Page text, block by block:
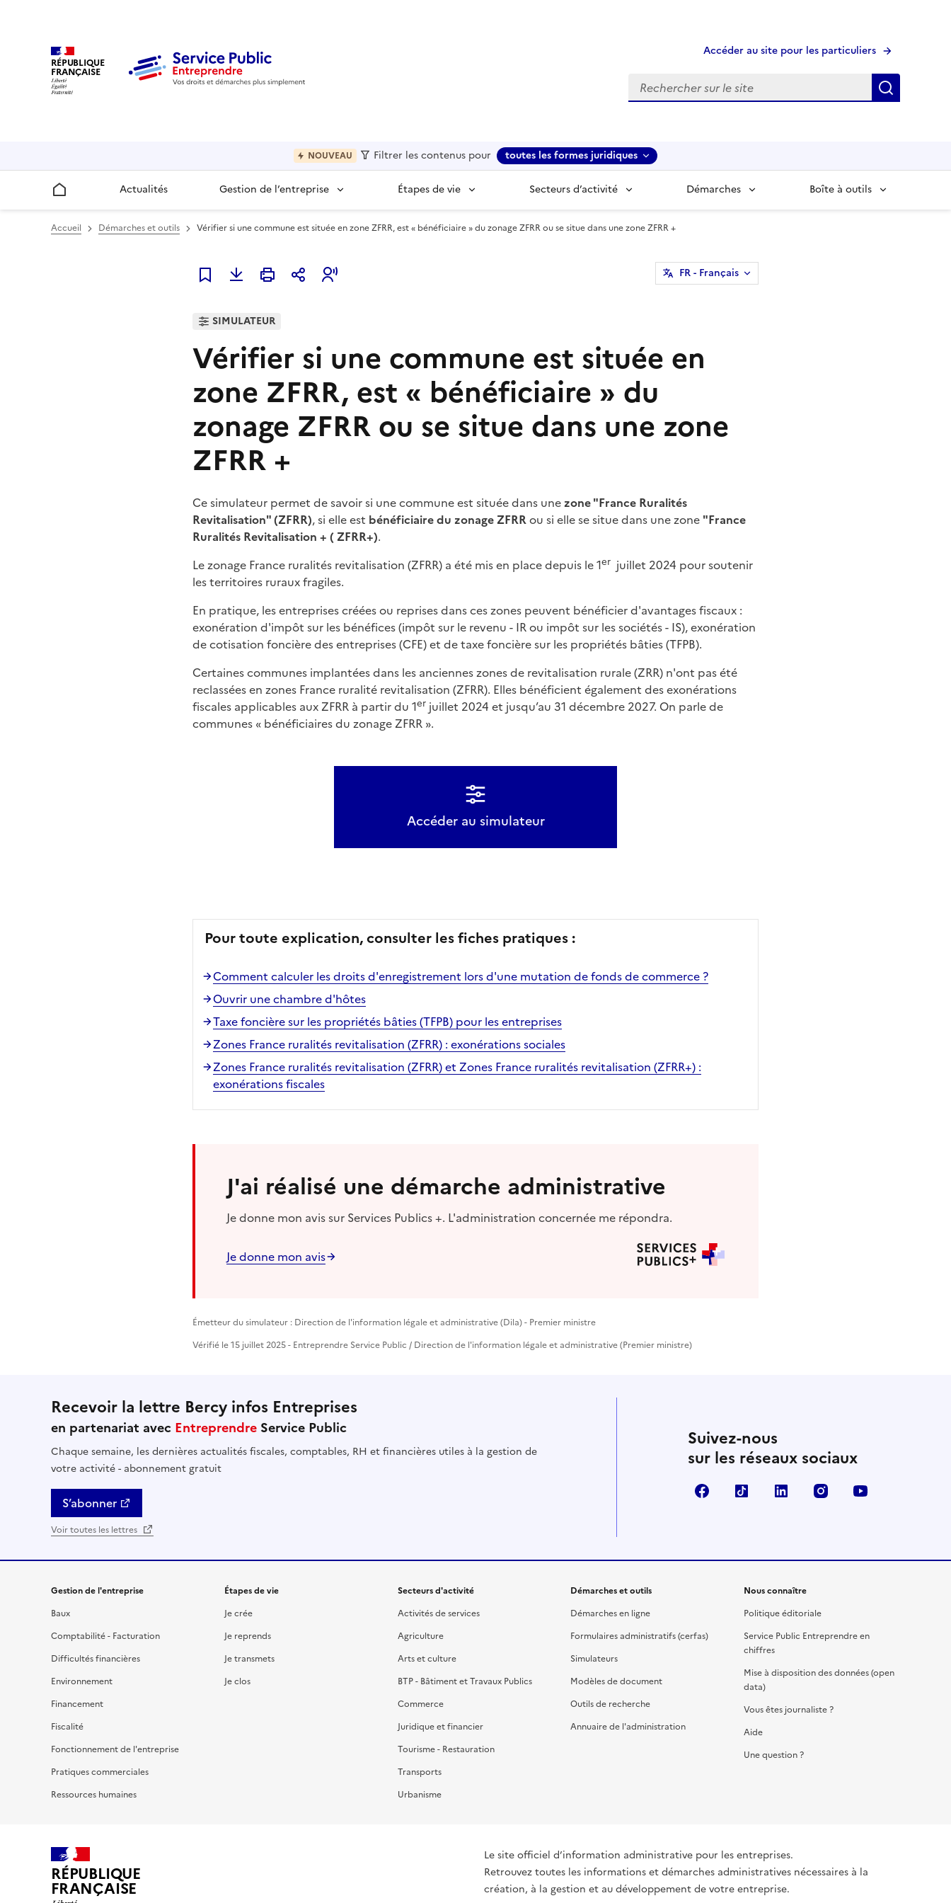
RÉPUBLIQUE
FRANÇAISE
Accéder au site pour les particuliers
Recherche
NOUVEAU Filtrer les contenus pour toutes les formes juridiques
Accueil Actualités Gestion de l’entreprise Étapes de vie Secteurs d’activité Démarches Boîte à outils
Accueil Démarches et outils Vérifier si une commune est située en zone ZFRR, est « bénéficiaire » du zonage ZFRR ou se situe dans une zone ZFRR +
Ajouter à mes favoris
FR- Français
SIMULATEUR
Vérifier si une commune est située en
zone ZFRR, est « bénéficiaire » du
zonage ZFRR ou se situe dans une zone
ZFRR +
Ce simulateur permet de savoir si une commune est située dans une zone "France Ruralités
Revitalisation" (ZFRR), si elle est bénéficiaire du zonage ZFRRou si elle se situe dans une zone "France
Ruralités Revitalisation + ( ZFRR+).
Le zonage France ruralités revitalisation (ZFRR) a été mis en place depuis le 1er juillet 2024 pour soutenir
les territoires ruraux fragiles.
En pratique, les entreprises créées ou reprises dans ces zones peuvent bénéficier d'avantages fiscaux :
exonération d'impôt sur les bénéfices (impôt sur le revenu - IR ou impôt sur les sociétés - IS), exonération
de cotisation foncière des entreprises (CFE) et de taxe foncière sur les propriétés bâties (TFPB).
Certaines communes implantées dans les anciennes zones de revitalisation rurale (ZRR) n'ont pas été
reclassées en zones France ruralité revitalisation (ZFRR). Elles bénéficient également des exonérations
fiscales applicables aux ZFRR à partir du 1er juillet 2024 et jusqu’au 31 décembre 2027. On parle de
communes « bénéficiaires du zonage ZFRR ».
Accéder au simulateur
Pour toute explication, consulter les fiches pratiques :
Comment calculer les droits d'enregistrement lors d'une mutation de fonds de commerce ?
Ouvrir une chambre d'hôtes
Taxe foncière sur les propriétés bâties (TFPB) pour les entreprises
Zones France ruralités revitalisation (ZFRR) : exonérations sociales
Zones France ruralités revitalisation (ZFRR) et Zones France ruralités revitalisation (ZFRR+) :
exonérations fiscales
J'ai réalisé une démarche administrative
Je donne mon avis sur Services Publics +. L'administration concernée me répondra.
Je donne mon avis
Émetteur du simulateur : Direction de l'information légale et administrative (Dila) - Premier ministre
Vérifié le 15 juillet 2025 - Entreprendre Service Public / Direction de l'information légale et administrative (Premier ministre)
Recevoir la lettre Bercy infos Entreprises
en partenariat avec Entreprendre Service Public
Chaque semaine, les dernières actualités fiscales, comptables, RH et financières utiles à la gestion de
votre activité - abonnement gratuit
S’abonner
Voir toutes les lettres
Suivez-nous
sur les réseaux sociaux
FacebookTikTok Linkedin Instagram
Gestion de l'entreprise
Baux
Comptabilité - Facturation
Difficultés financières
Environnement
Financement
Fiscalité
Fonctionnement de l'entreprise
Pratiques commerciales
Ressources humaines
Étapes de vie
Je crée
Je reprends
Je transmets
Je clos
Secteurs d'activité
Activités de services
Agriculture
Arts et culture
BTP - Bâtiment et Travaux Publics
Commerce
Juridique et financier
Tourisme - Restauration
Transports
Urbanisme
Démarches et outils
Démarches en ligne
Formulaires administratifs (cerfas)
Simulateurs
Modèles de document
Outils de recherche
Annuaire de l'administration
Nous connaître
Politique éditoriale
Service Public Entreprendre en
chiffres
Mise à disposition des données (open
data)
Vous êtes journaliste ?
Aide
Une question ?
RÉPUBLIQUE
FRANÇAISE
Le site officiel d’information administrative pour les entreprises.
Retrouvez toutes les informations et démarches administratives nécessaires à la
création, à la gestion et au développement de votre entreprise.